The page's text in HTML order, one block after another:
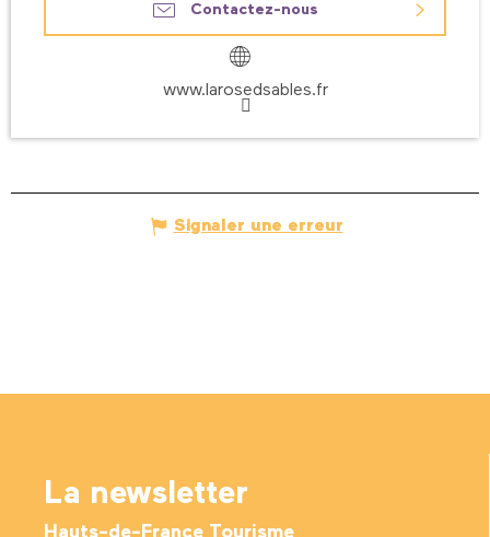
Contactez-nous
www.larosedsables.fr
Signaler une erreur
La newsletter
Hauts-de-France Tourisme